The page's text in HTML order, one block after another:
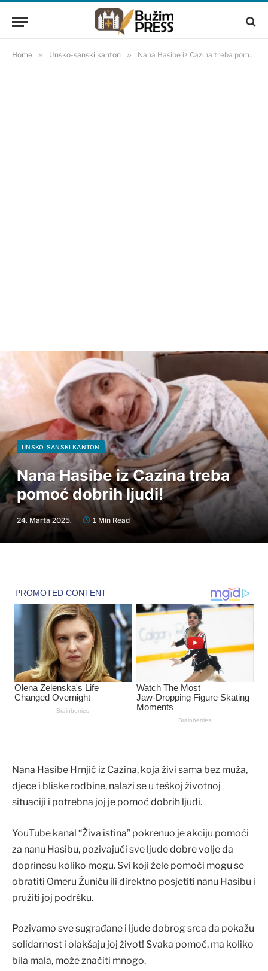
Home » Unsko-sanski kanton » Nana Hasibe iz Cazina treba pomoć dobrih ljudi!
UNSKO-SANSKI KANTON
Nana Hasibe iz Cazina treba
pomoć dobrih ljudi!
24. Marta 2025. 1 Min Read
Nana Hasibe Hrnjić iz Cazina, koja živi sama bez muža,
djece i bliske rodbine, nalazi se u teškoj životnoj
situaciji i potrebna joj je pomoć dobrih ljudi.
YouTube kanal “Živa istina” pokrenuo je akciju pomoći
za nanu Hasibu, pozivajući sve ljude dobre volje da
doprinesu koliko mogu. Svi koji žele pomoći mogu se
obratiti Omeru Žuniću ili direktno posjetiti nanu Hasibu i
pružiti joj podršku.
Pozivamo sve sugrađane i ljude dobrog srca da pokažu
solidarnost i olakšaju joj život! Svaka pomoć, ma koliko
bila mala, može značiti mnogo.